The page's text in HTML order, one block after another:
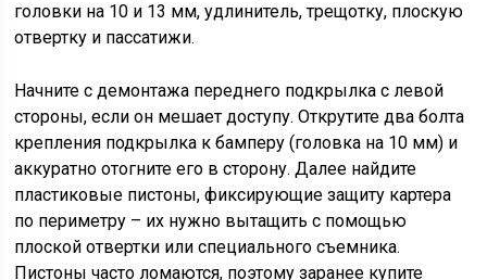
головки на 10 и 13 мм, удлинитель, трещотку, плоскую
отвертку и пассатижи.
Начните с демонтажа переднего подкрылка с левой
стороны, если он мешает доступу. Открутите два болта
крепления подкрылка к бамперу (головка на 10 мм) и
аккуратно отогните его в сторону. Далее найдите
пластиковые пистоны, фиксирующие защиту картера
по периметру – их нужно вытащить с помощью
плоской отвертки или специального съемника.
Пистоны часто ломаются, поэтому заранее купите